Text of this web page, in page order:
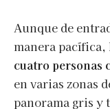
Aunque de
manera pacífica,
cuatro personas
en varias zonas
panorama gris y